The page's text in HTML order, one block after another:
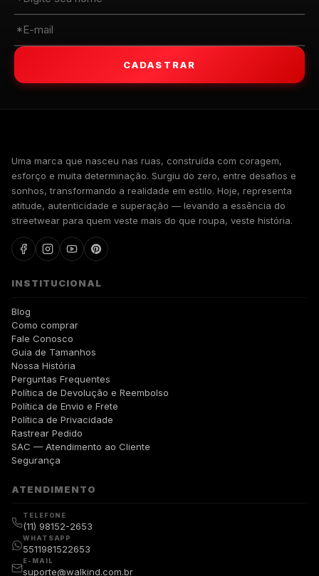
CADASTRAR
Uma marca que nasceu nas ruas, construída com coragem,
esforço e muita determinação. Surgiu do zero, entre desafios e
sonhos, transformando a realidade em estilo. Hoje, representa
atitude, autenticidade e superação — levando a essência do
streetwear para quem veste mais do que roupa, veste história.
INSTITUCIONAL
Blog
Como comprar
Fale Conosco
Guia de Tamanhos
Nossa História
Perguntas Frequentes
Política de Devolução e Reembolso
Política de Envio e Frete
Política de Privacidade
Rastrear Pedido
SAC — Atendimento ao Cliente
Segurança
ATENDIMENTO
TELEFONE
(11) 98152-2653
WHATSAPP
5511981522653
E-MAIL
suporte@walkind.com.br